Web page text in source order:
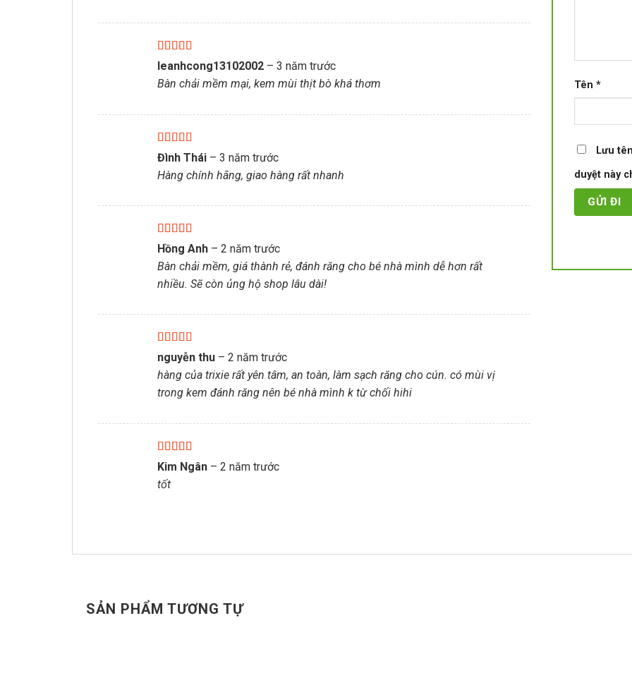
Được xếp
hạng55 sao
leanhcong13102002 – 3 năm trước
Bàn chải mềm mại, kem mùi thịt bò khá thơm
Được xếp
hạng 55 sao
Đình Thái – 3 năm trước
Hàng chính hãng, giao hàng rất nhanh
Được xếp
hạng5 5 sao
Hồng Anh – 2 năm trước
Bàn chải mềm, giá thành rẻ, đánh răng cho bé nhà mình dễ hơn rất
nhiều. Sẽ còn ủng hộ shop lâu dài!
Được xếp
hạng 55 sao
nguyễn thu – 2 năm trước
hàng của trixie rất yên tâm, an toàn, làm sạch răng cho cún. có mùi vị
trong kem đánh răng nên bé nhà mình k từ chối hihi
Được xếp
hạng55 sao
Kim Ngân – 2 năm trước
tốt
Tên *
Lưu
duyệt này
SẢN PHẨM TƯƠNG TỰ